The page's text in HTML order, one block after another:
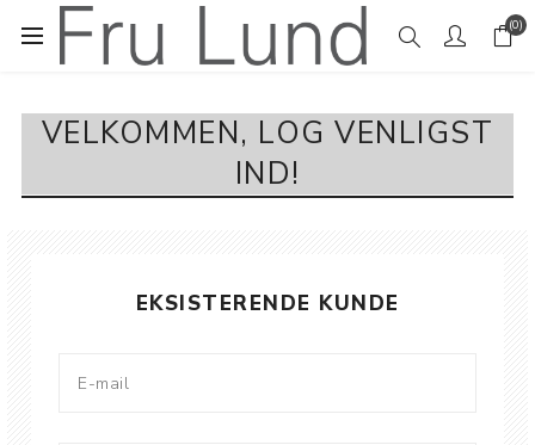
(0)
VELKOMMEN, LOG VENLIGST
IND!
EKSISTERENDE KUNDE